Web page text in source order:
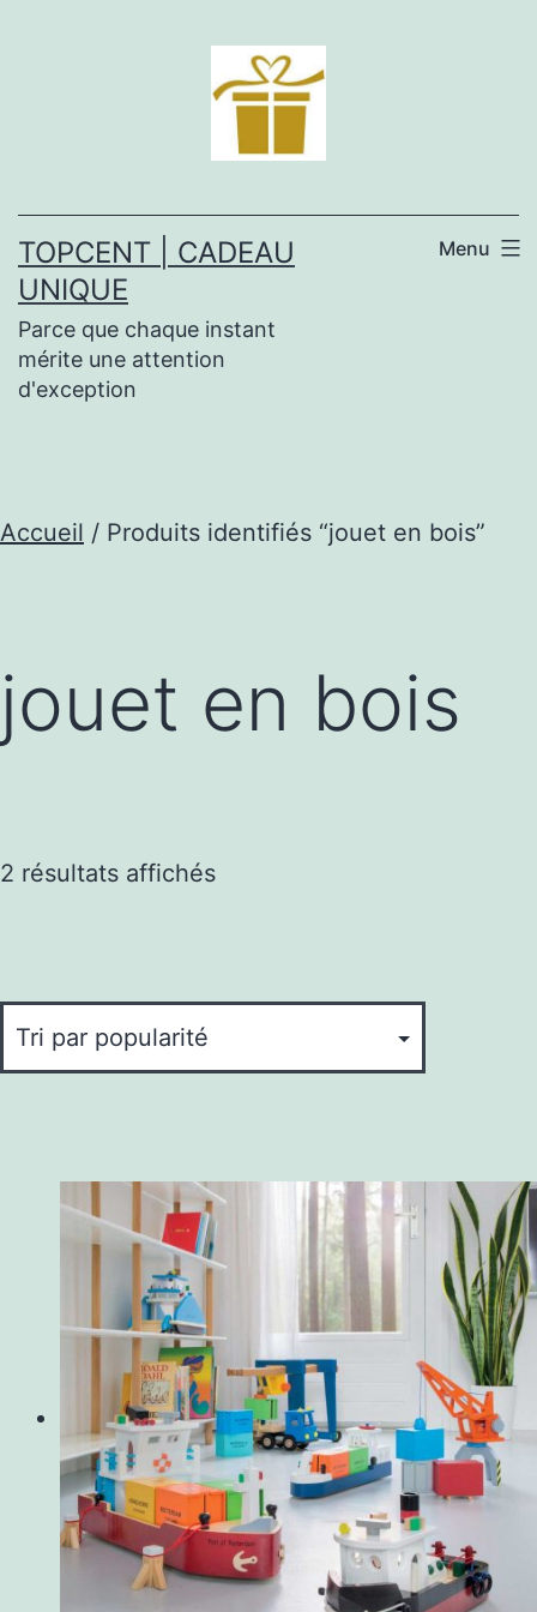
TOPCENT | CADEAU
UNIQUE
Parce que chaque instant
mérite une attention
d'exception
Menu
Accueil / Produits identifiés “jouet en bois”
jouet en bois
2 résultats affichésTrié